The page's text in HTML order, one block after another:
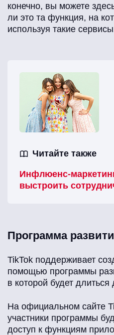
конечно, вы можете
ли это та функция, на
используя такие
Читайте также
Инфлюенс-
выстроить
Программа
TikTok поддерживает
помощью программы
в которой будет
На официальном сайте
участники программы
доступ к функциям